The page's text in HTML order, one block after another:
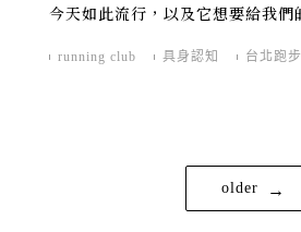
今天如此流行，以及它想要給我們
running club 具身認知 台北跑步
older